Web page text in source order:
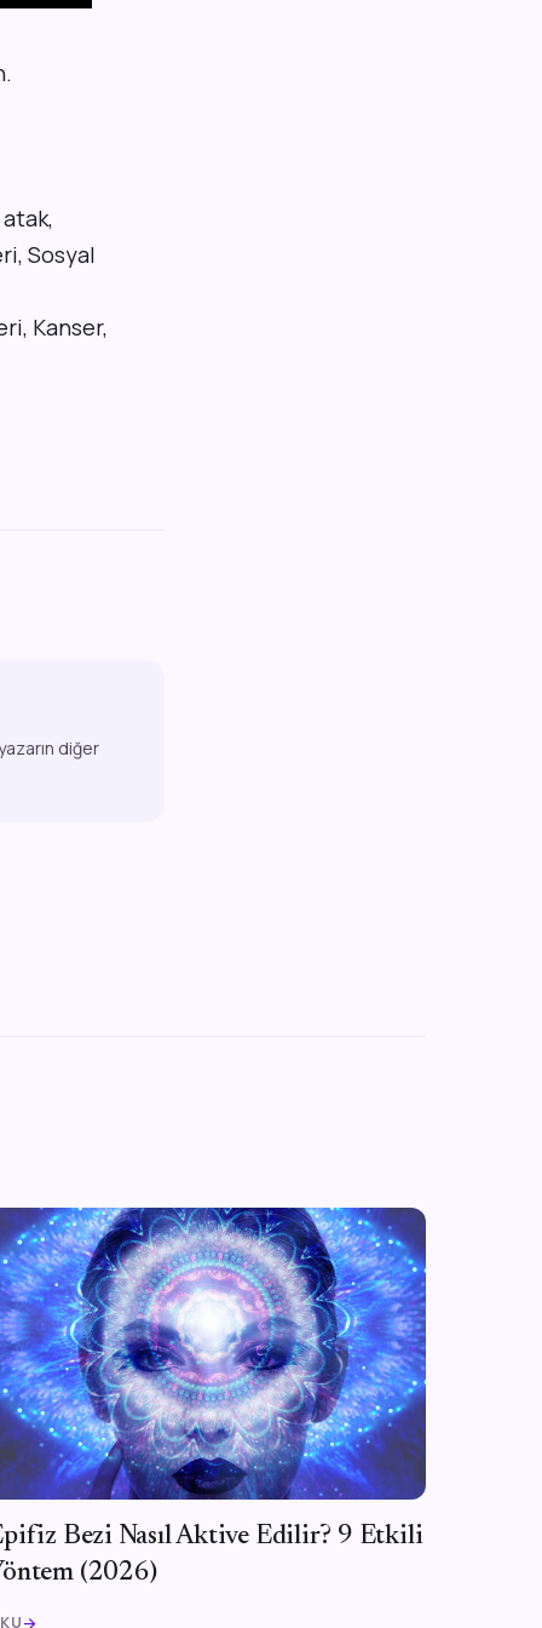
Sosyal
Kanser,
diğer
Bezi Nasıl Aktive Edilir? 9 Etkili
(2026)
arrow_forward